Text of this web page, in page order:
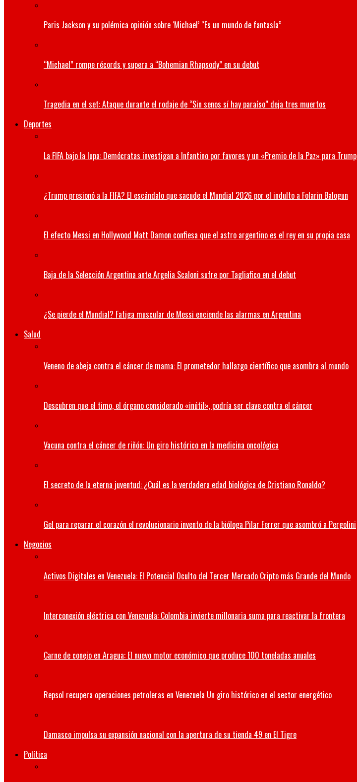
Paris Jackson y su polémica opinión sobre ‘Michael’ “Es un mundo de fantasía”
“Michael” rompe récords y supera a “Bohemian Rhapsody” en su debut
Tragedia en el set: Ataque durante el rodaje de “Sin senos sí hay paraíso” deja tres muertos
Deportes
La FIFA bajo la lupa: Demócratas investigan a Infantino por favores y un «Premio de la Paz» para Trump
¿Trump presionó a la FIFA? El escándalo que sacude el Mundial 2026 por el indulto a Folarin Balogun
El efecto Messi en Hollywood Matt Damon confiesa que el astro argentino es el rey en su propia casa
Baja de la Selección Argentina ante Argelia Scaloni sufre por Tagliafico en el debut
¿Se pierde el Mundial? Fatiga muscular de Messi enciende las alarmas en Argentina
Salud
Veneno de abeja contra el cáncer de mama: El prometedor hallazgo científico que asombra al mundo
Descubren que el timo, el órgano considerado «inútil», podría ser clave contra el cáncer
Vacuna contra el cáncer de riñón: Un giro histórico en la medicina oncológica
El secreto de la eterna juventud: ¿Cuál es la verdadera edad biológica de Cristiano Ronaldo?
Gel para reparar el corazón el revolucionario invento de la bióloga Pilar Ferrer que asombró a Pergolini
Negocios
Activos Digitales en Venezuela: El Potencial Oculto del Tercer Mercado Cripto más Grande del Mundo
Interconexión eléctrica con Venezuela: Colombia invierte millonaria suma para reactivar la frontera
Carne de conejo en Aragua: El nuevo motor económico que produce 100 toneladas anuales
Repsol recupera operaciones petroleras en Venezuela Un giro histórico en el sector energético
Damasco impulsa su expansión nacional con la apertura de su tienda 49 en El Tigre
Política